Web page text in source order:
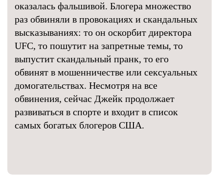
оказалась фальшивой. Блогера множество
раз обвиняли в провокациях и скандальных
высказываниях: то он оскорбит директора
UFC, то пошутит на запретные темы, то
выпустит скандальный пранк, то его
обвинят в мошенничестве или сексуальных
домогательствах. Несмотря на все
обвинения, сейчас Джейк продолжает
развиваться в спорте и входит в список
самых богатых блогеров США.